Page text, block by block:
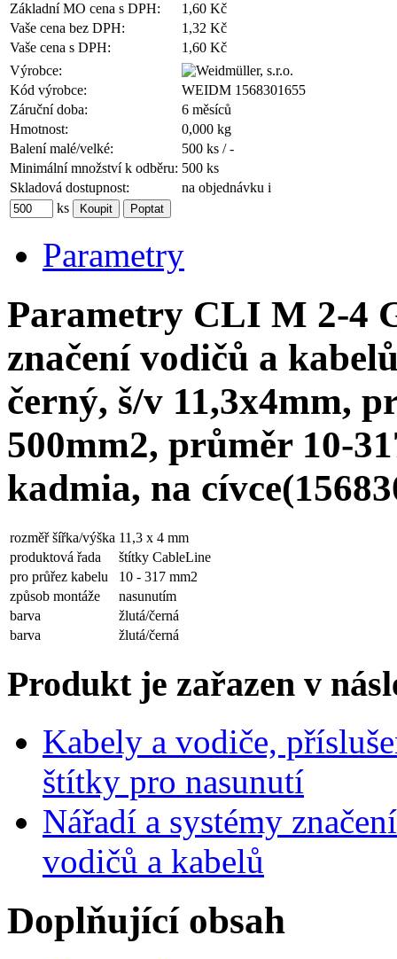
Základní MO cena s DPH:
1,60 Kč
Vaše cena bez DPH:
1,32 Kč
Vaše cena s DPH:
1,60 Kč
Výrobce:
Kód výrobce:
WEIDM 1568301655
Záruční doba:
6 měsíců
Hmotnost:
0,000 kg
Balení malé/velké:
500 ks / -
Minimální množství k odběru: 500 ks
Skladová dostupnost:
na objednávku i
ks
Parametry
Parametry CLI M 2-4
značení vodičů a
černý, š/v 11,3x4mm,
500mm2, průměr 10-
kadmia, na
rozměř šířka/výška 11,3 x 4 mm
produktová řada
štítky CableLine
pro průřez kabelu
10 - 317 mm2
způsob montáže
nasunutím
barva
žlutá/černá
barva
žlutá/černá
Produkt je zařazen v
Kabely a vodiče,
štítky pro nasunutí
Nářadí a systémy značení
vodičů a kabelů
Doplňující obsah